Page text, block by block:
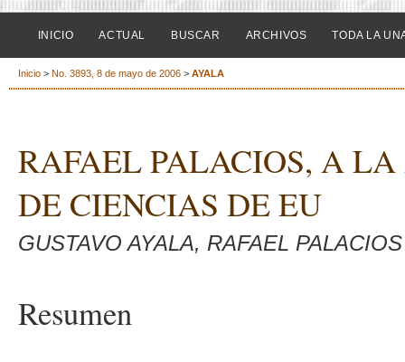
INICIO ACTUAL BUSCAR ARCHIVOS TODA LA
Inicio > No. 3893, 8 de mayo de 2006 > AYALA
RAFAEL PALACIOS, A
DE CIENCIAS DE EU
GUSTAVO AYALA, RAFAEL
Resumen